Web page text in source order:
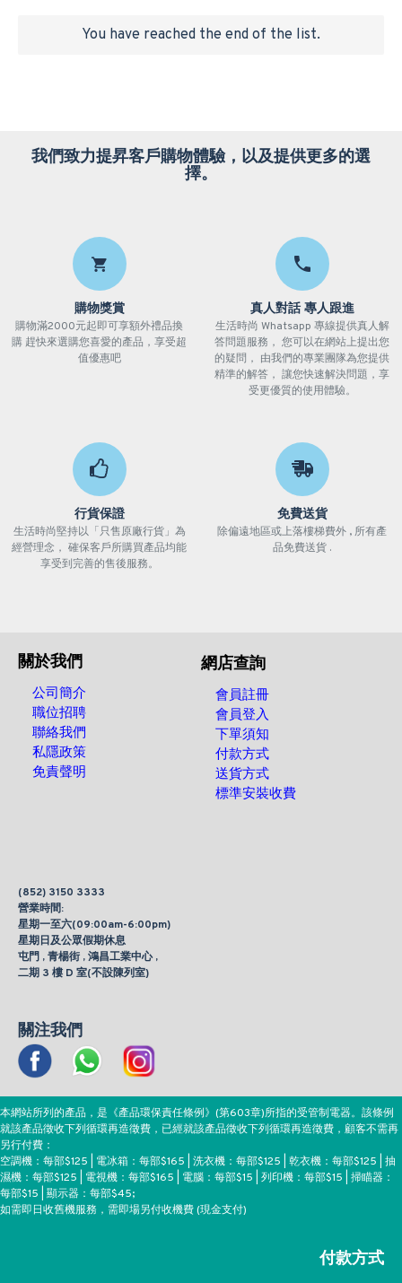
You have reached the end of the list.
我們致力提昇客戶購物體驗，以及提供更多的選
擇。
購物獎賞
購物滿2000元起即可享額外禮品換
購 趕快來選購您喜愛的產品，享受超
值優惠吧
真人對話 專人跟進
生活時尚 Whatsapp 專線提供真人解
答問題服務， 您可以在網站上提出您
的疑問， 由我們的專業團隊為您提供
精準的解答， 讓您快速解決問題，享
受更優質的使用體驗。
行貨保證
生活時尚堅持以「只售原廠行貨」為
經營理念， 確保客戶所購買產品均能
享受到完善的售後服務。
免費送貨
除偏遠地區或上落樓梯費外 , 所有產
品免費送貨 .
關於我們
公司簡介
職位招聘
聯絡我們
私隱政策
免責聲明
網店查詢
會員註冊
會員登入
下單須知
付款方式
送貨方式
標準安裝收費
(852) 3150 3333
營業時間:
星期一至六(09:00am-6:00pm)
星期日及公眾假期休息
屯門 , 青楊街 , 鴻昌工業中心 ,
二期 3 樓 D 室(不設陳列室)
關注我們
本網站所列的產品，是《產品環保責任條例》(第603章)所指的受管制電器。該條例
就該產品徵收下列循環再造徵費，已經就該產品徵收下列循環再造徵費，顧客不需再
另行付費：
空調機：每部$125 | 電冰箱：每部$165 | 洗衣機：每部$125 | 乾衣機：每部$125 | 抽
濕機：每部$125 | 電視機：每部$165 | 電腦：每部$15 | 列印機：每部$15 | 掃瞄器：
每部$15 | 顯示器：每部$45;
如需即日收舊機服務，需即場另付收機費 (現金支付)
付款方式